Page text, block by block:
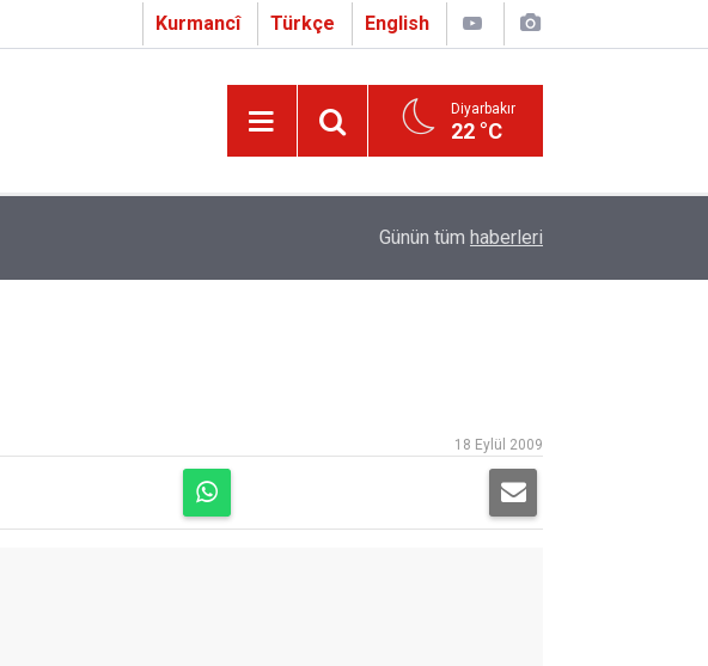
Kurmancî Türkçe English
Diyarbakır
22 °C
Çapo 3. o Hîrakerde yê Ferhengê Zazakî-Tirkî
Günün tüm haberleri
18 Eylül 2009